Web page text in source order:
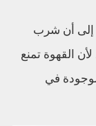
إلى أن شرب
القهوة تمنع
في